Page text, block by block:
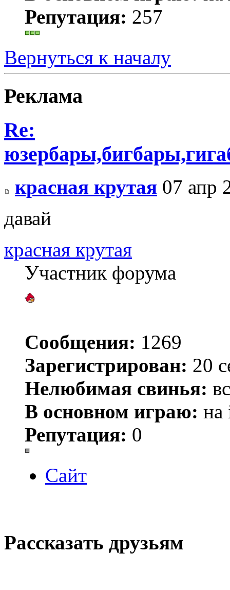
Репутация: 257
Вернуться к началу
Реклама
Re:
красная крутая 07 апр
давай
красная крутая
Участник форума
Сообщения: 1269
Зарегистрирован: 20
Нелюбимая свинья:
В основном играю: на
Репутация: 0
Сайт
Рассказать друзьям